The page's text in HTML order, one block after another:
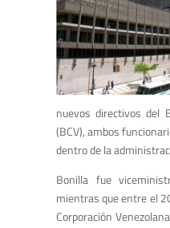
nuevos directivos del
(BCV), ambos
dentro de la
Bonilla fue
mientras que entre el
Corporación